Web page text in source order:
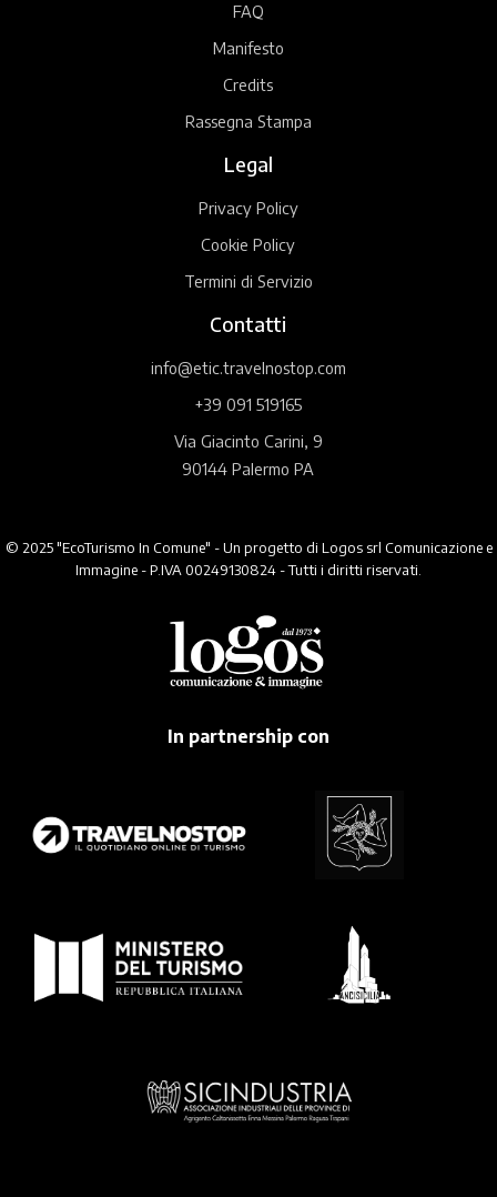
FAQ
Manifesto
Credits
Rassegna Stampa
Legal
Privacy Policy
Cookie Policy
Termini di Servizio
Contatti
info@etic.travelnostop.com
+39 091 519165
Via Giacinto Carini, 9
90144 Palermo PA
© 2025 "EcoTurismo In Comune" - Un progetto di Logos srl Comunicazione e
Immagine - P.IVA 00249130824 - Tutti i diritti riservati.
In partnership con